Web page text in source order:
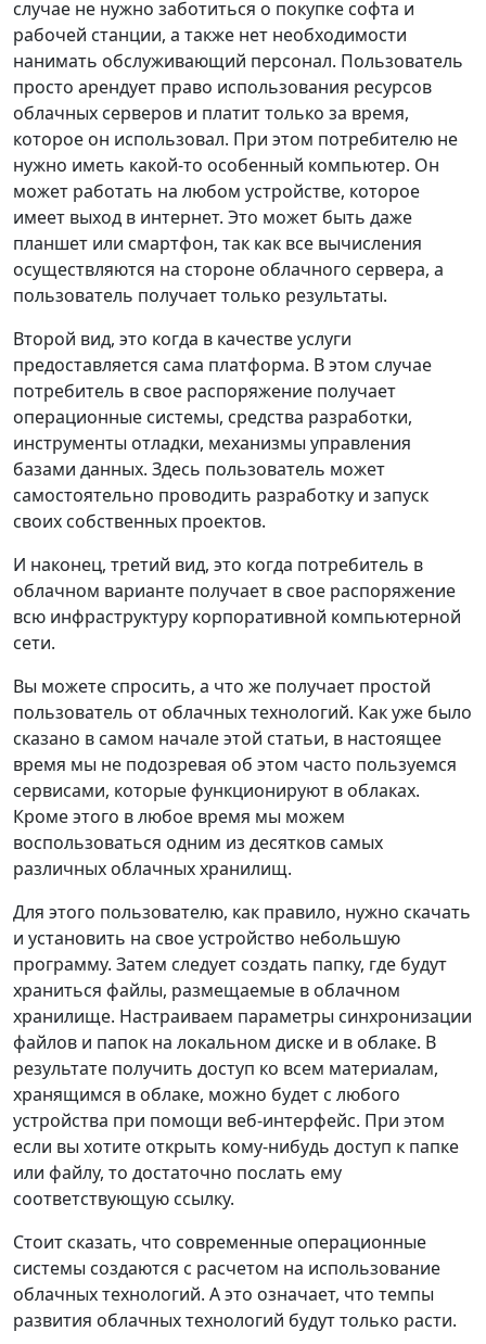
случае не нужно заботиться о покупке софта и
рабочей станции, а также нет необходимости
нанимать обслуживающий персонал. Пользователь
просто арендует право использования ресурсов
облачных серверов и платит только за время,
которое он использовал. При этом потребителю не
нужно иметь какой-то особенный компьютер. Он
может работать на любом устройстве, которое
имеет выход в интернет. Это может быть даже
планшет или смартфон, так как все вычисления
осуществляются на стороне облачного сервера, а
пользователь получает только результаты.
Второй вид, это когда в качестве услуги
предоставляется сама платформа. В этом случае
потребитель в свое распоряжение получает
операционные системы, средства разработки,
инструменты отладки, механизмы управления
базами данных. Здесь пользователь может
самостоятельно проводить разработку и запуск
своих собственных проектов.
И наконец, третий вид, это когда потребитель в
облачном варианте получает в свое распоряжение
всю инфраструктуру корпоративной компьютерной
сети.
Вы можете спросить, а что же получает простой
пользователь от облачных технологий. Как уже было
сказано в самом начале этой статьи, в настоящее
время мы не подозревая об этом часто пользуемся
сервисами, которые функционируют в облаках.
Кроме этого в любое время мы можем
воспользоваться одним из десятков самых
различных облачных хранилищ.
Для этого пользователю, как правило, нужно скачать
и установить на свое устройство небольшую
программу. Затем следует создать папку, где будут
храниться файлы, размещаемые в облачном
хранилище. Настраиваем параметры синхронизации
файлов и папок на локальном диске и в облаке. В
результате получить доступ ко всем материалам,
хранящимся в облаке, можно будет с любого
устройства при помощи веб-интерфейс. При этом
если вы хотите открыть кому-нибудь доступ к папке
или файлу, то достаточно послать ему
соответствующую ссылку.
Стоит сказать, что современные операционные
системы создаются с расчетом на использование
облачных технологий. А это означает, что темпы
развития облачных технологий будут только расти.